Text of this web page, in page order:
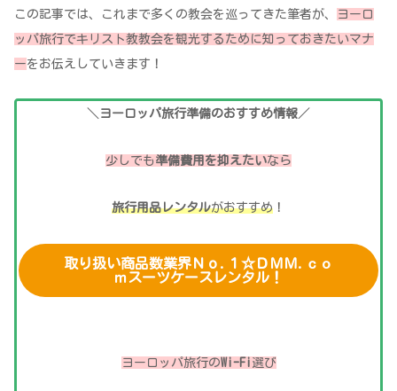
この記事では、これまで多くの教会を巡ってきた筆者が、
ヨーロ
ッパ旅行でキリスト教教会を観光するために知っておきたいマナ
ーをお伝えしていきます！
＼ ヨーロッパ旅行準備のおすすめ情報／
少しでも 準備費用を抑えたいなら
旅行用品レンタルがおすすめ ！
取り扱い商品数業界Ｎо.１☆ＤＭＭ.ｃｏ
ｍスーツケースレンタル！
ヨーロッパ旅行のWi-Fi 選び